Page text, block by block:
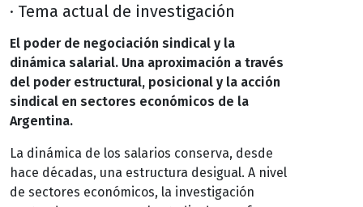
· Tema actual de investigación
El poder de negociación sindical y la
dinámica salarial. Una aproximación a través
del poder estructural, posicional y la acción
sindical en sectores económicos de la
Argentina.
La dinámica de los salarios conserva, desde
hace décadas, una estructura desigual. A nivel
de sectores económicos, la investigación